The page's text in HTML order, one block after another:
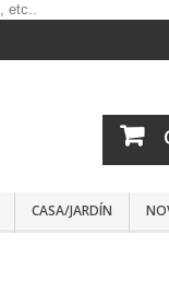
CASA/JARDÍN